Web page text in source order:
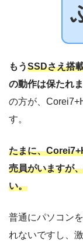
もうSSDさえ搭
の動作は保たれま
の方が、
す。
たまに、
売員がいますが
い。
普通にパソコン
れないですし、